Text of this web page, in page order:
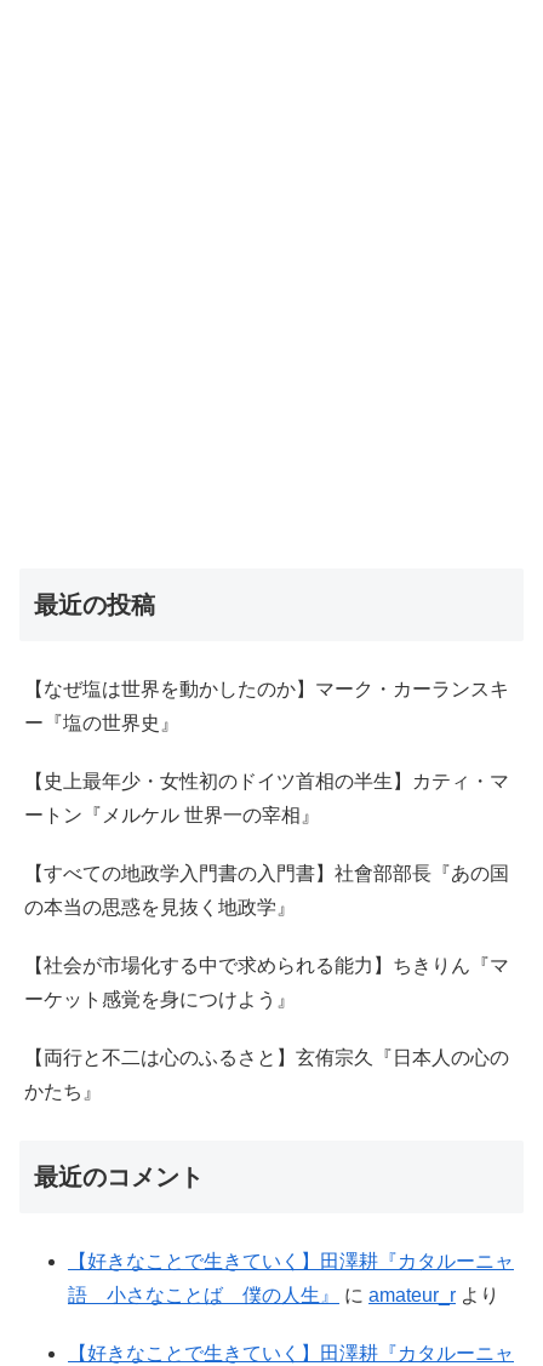
最近の投稿
【なぜ塩は世界を動かしたのか】マーク・カーランスキ
ー『塩の世界史』
【史上最年少・女性初のドイツ首相の半生】カティ・マ
ートン『メルケル 世界一の宰相』
【すべての地政学入門書の入門書】社會部部長『あの国
の本当の思惑を見抜く地政学』
【社会が市場化する中で求められる能力】ちきりん『マ
ーケット感覚を身につけよう』
【両行と不二は心のふるさと】玄侑宗久『日本人の心の
かたち』
最近のコメント
【好きなことで生きていく】田澤耕『カタルーニャ
語 小さなことば 僕の人生』
に amateur_r より
【好きなことで生きていく】田澤耕『カタルーニャ